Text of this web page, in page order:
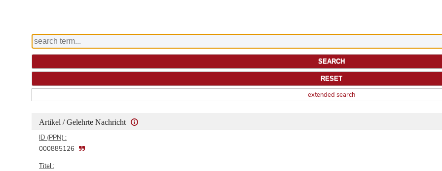
extended search
Artikel / Gelehrte Nachricht
ID (PPN) :
000885126
Titel :